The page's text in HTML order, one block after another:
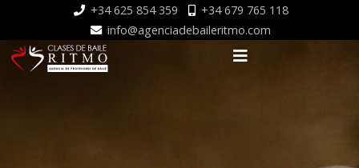
+34 625 854 359
+34 679 765 118
info@agenciadebaileritmo.com